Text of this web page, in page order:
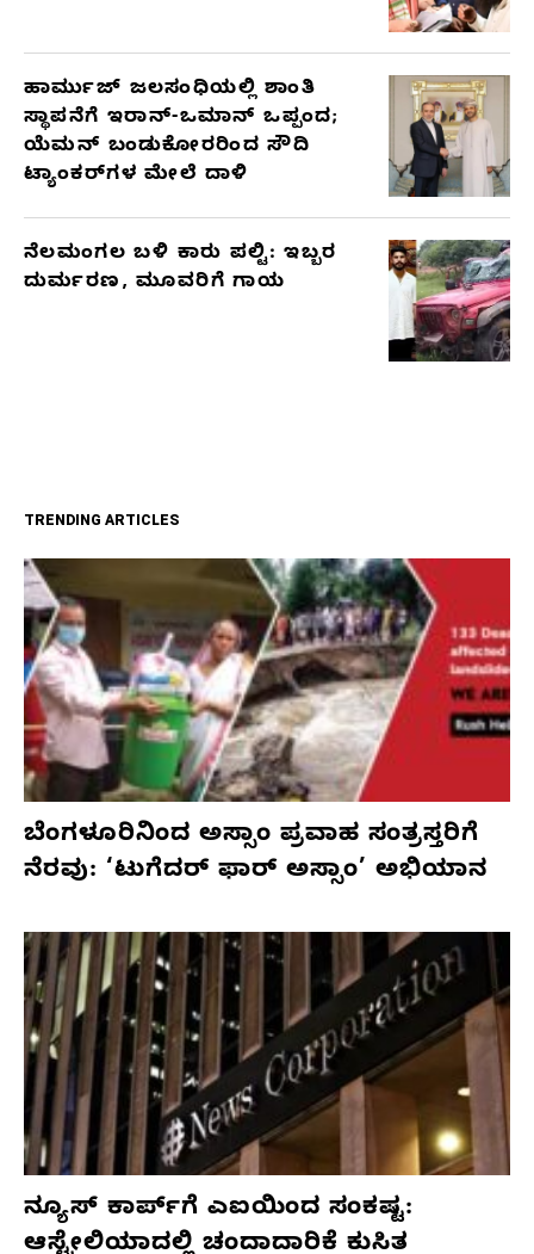
ಹಾರ್ಮುಜ್ ಜಲಸಂಧಿಯಲ್ಲಿ ಶಾಂತಿ
ಸ್ಥಾಪನೆಗೆ ಇರಾನ್-ಒಮಾನ್ ಒಪ್ಪಂದ;
ಯೆಮನ್ ಬಂಡುಕೋರರಿಂದ ಸೌದಿ
ಟ್ಯಾಂಕರ್‌ಗಳ ಮೇಲೆ ದಾಳಿ
ನೆಲಮಂಗಲ ಬಳಿ ಕಾರು ಪಲ್ಟಿ: ಇಬ್ಬರ
ದುರ್ಮರಣ, ಮೂವರಿಗೆ ಗಾಯ
TRENDING ARTICLES
ಬೆಂಗಳೂರಿನಿಂದ ಅಸ್ಸಾಂ ಪ್ರವಾಹ ಸಂತ್ರಸ್ತರಿಗೆ
ನೆರವು: ‘ಟುಗೆದರ್ ಫಾರ್ ಅಸ್ಸಾಂ’ ಅಭಿಯಾನ
ನ್ಯೂಸ್ ಕಾರ್ಪ್‌ಗೆ ಎಐಯಿಂದ ಸಂಕಷ್ಟ:
ಆಸ್ಟ್ರೇಲಿಯಾದಲ್ಲಿ ಚಂದಾದಾರಿಕೆ ಕುಸಿತ